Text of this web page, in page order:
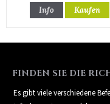
Info Kaufen
FINDEN SIE DIE
Es gibt viele verschiedene